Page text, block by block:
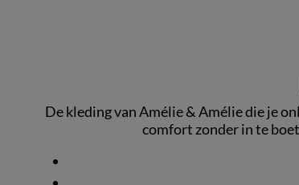
De kleding van Amélie & Amélie die je
comfort zonder in te